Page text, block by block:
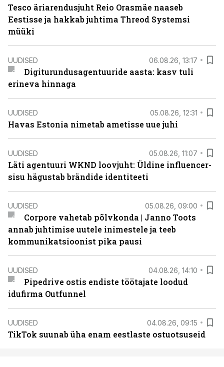
Tesco äriarendusjuht Reio Orasmäe naaseb
Eestisse ja hakkab juhtima Threod Systemsi
müüki
UUDISED 06.08.26, 13:17
Digiturundusagentuuride aasta: kasv tuli
erineva hinnaga
UUDISED 05.08.26, 12:31
Havas Estonia nimetab ametisse uue juhi
UUDISED 05.08.26, 11:07
Läti agentuuri WKND loovjuht: Üldine influencer-
sisu hägustab brändide identiteeti
UUDISED 05.08.26, 09:00
Corpore vahetab põlvkonda | Janno Toots
annab juhtimise uutele inimestele ja teeb
kommunikatsioonist pika pausi
UUDISED 04.08.26, 14:10
Pipedrive ostis endiste töötajate loodud
idufirma Outfunnel
UUDISED 04.08.26, 09:15
TikTok suunab üha enam eestlaste ostuotsuseid